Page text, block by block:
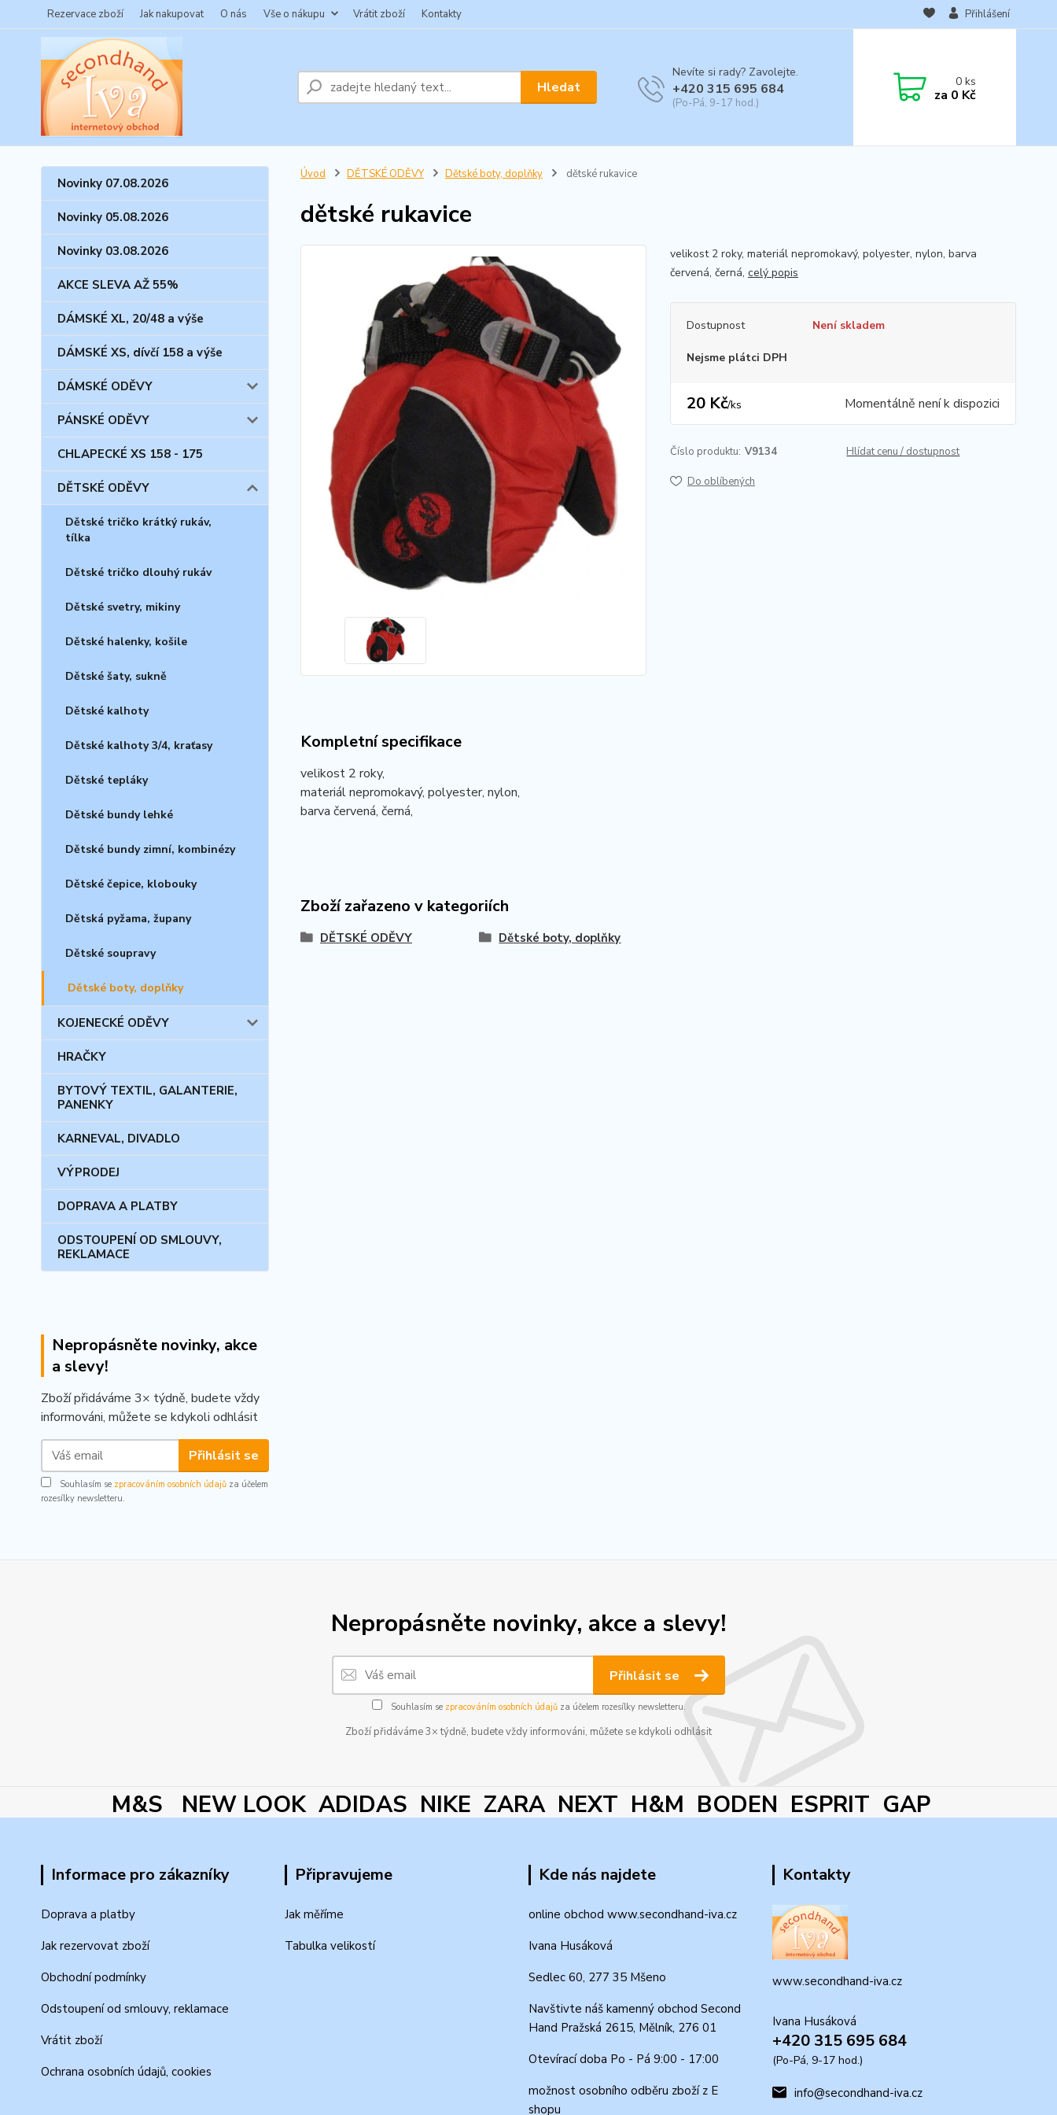
Rezervace zboží Jak nakupovat O nás Vše o nákupu Vrátit zboží Kontakty Přihlášení
Hledat
Nevíte si rady? Zavolejte.
+420 315 695 684
(Po-Pá, 9-17 hod.)
0ks
za 0 Kč
Novinky 07.08.2026
Novinky 05.08.2026
Novinky 03.08.2026
AKCE SLEVA AŽ 55%
DÁMSKÉ XL, 20/48 a výše
DÁMSKÉ XS, dívčí 158 a výše
DÁMSKÉ ODĚVY
PÁNSKÉ ODĚVY
CHLAPECKÉ XS 158 - 175
DĚTSKÉ ODĚVY
Dětské tričko krátký rukáv,
tílka
Dětské tričko dlouhý rukáv
Dětské svetry, mikiny
Dětské halenky, košile
Dětské šaty, sukně
Dětské kalhoty
Dětské kalhoty 3/4, kraťasy
Dětské tepláky
Dětské bundy lehké
Dětské bundy zimní, kombinézy
Dětské čepice, klobouky
Dětská pyžama, župany
Dětské soupravy
Dětské boty, doplňky
KOJENECKÉ ODĚVY
HRAČKY
BYTOVÝ TEXTIL, GALANTERIE,
PANENKY
KARNEVAL, DIVADLO
VÝPRODEJ
DOPRAVA A PLATBY
ODSTOUPENÍ OD SMLOUVY,
REKLAMACE
Nepropásněte novinky, akce
a slevy!
Zboží přidáváme 3× týdně, budete vždy
informováni, můžete se kdykoli odhlásit
Přihlásit se
Souhlasím se zpracováním osobních údajů za účelem
rozesílky newsletteru.
Úvod DĚTSKÉ ODĚVY Dětské boty, doplňky dětské rukavice
dětské rukavice
velikost 2 roky, materiál nepromokavý, polyester, nylon, barva
červená, černá, celý popis
Dostupnost Není skladem
Nejsme plátci DPH
20 Kč/ks Momentálně není k dispozici
Číslo produktu: V9134 Hlídat cenu / dostupnost
Do oblíbených
Kompletní specifikace
velikost 2 roky,
materiál nepromokavý, polyester, nylon,
barva červená, černá,
Zboží zařazeno v kategoriích
DĚTSKÉ ODĚVY Dětské boty, doplňky
Nepropásněte novinky, akce a slevy!
Přihlásit se
Souhlasím se zpracováním osobních údajůza účelem rozesílky newsletteru.
Zboží přidáváme 3× týdně, budete vždy informováni, můžete se kdykoli odhlásit
M&S NEW LOOK ADIDAS NIKE ZARA NEXT H&M BODEN ESPRIT GAP
Informace pro zákazníky
Doprava a platby
Jak rezervovat zboží
Obchodní podmínky
Odstoupení od smlouvy, reklamace
Vrátit zboží
Ochrana osobních údajů, cookies
Připravujeme
Jak měříme
Tabulka velikostí
Kde nás najdete
online obchod www.secondhand-iva.cz
Ivana Husáková
Sedlec 60, 277 35 Mšeno
Navštivte náš kamenný obchod Second
Hand Pražská 2615, Mělník, 276 01
Otevírací doba Po - Pá 9:00 - 17:00
možnost osobního odběru zboží z E
shopu
Kontakty
www.secondhand-iva.cz
Ivana Husáková
+420 315 695 684
(Po-Pá, 9-17 hod.)
info@secondhand-iva.cz